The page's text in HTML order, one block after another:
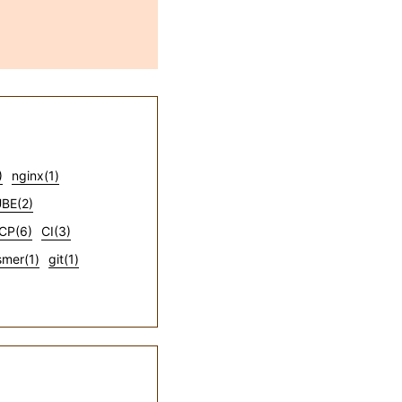
nginx(1)
CI(3)
git(1)